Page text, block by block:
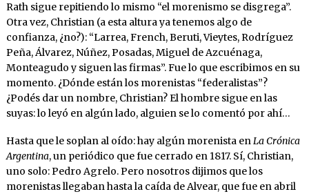
Rath sigue repitiendo lo mismo “el morenismo se disgrega”.
Otra vez, Christian (a esta altura ya tenemos algo de
confianza, ¿no?): “Larrea, French, Beruti, Vieytes, Rodríguez
Peña, Álvarez, Núñez, Posadas, Miguel de Azcuénaga,
Monteagudo y siguen las firmas”. Fue lo que escribimos en su
momento. ¿Dónde están los morenistas “federalistas”?
¿Podés dar un nombre, Christian? El hombre sigue en las
suyas: lo leyó en algún lado, alguien se lo comentó por ahí…
Hasta que le soplan al oído: hay algún morenista enLa Crónica
Argentina, un periódico que fue cerrado en 1817. Sí, Christian,
uno solo: Pedro Agrelo. Pero nosotros dijimos que los
morenistas llegaban hasta la caída de Alvear, que fue en abril